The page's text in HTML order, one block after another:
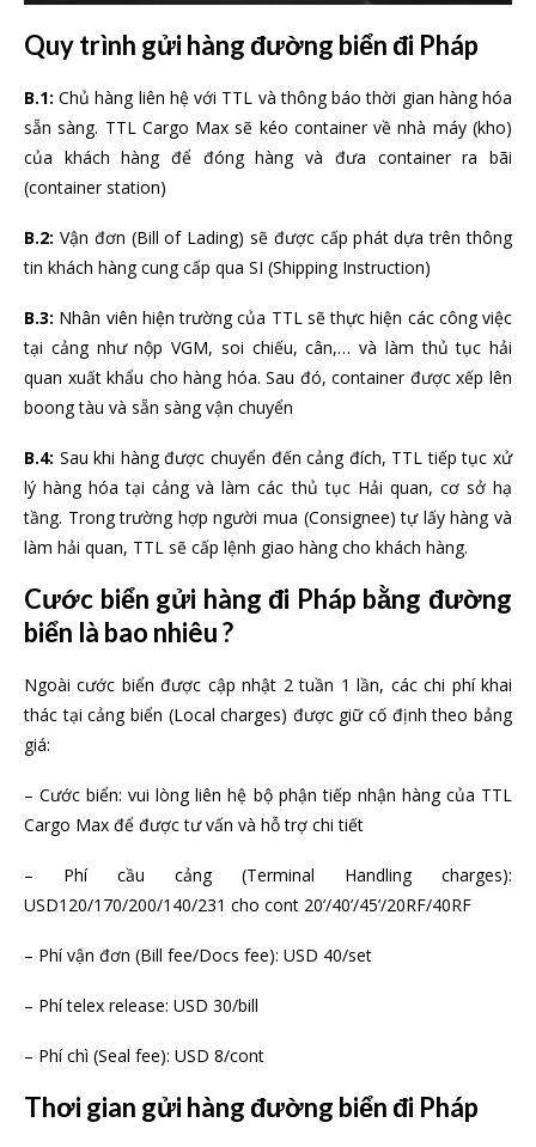
Quy trình gửi hàng đường biển đi Pháp
B.1: Chủ hàng liên hệ với TTL và thông báo thời gian hàng hóa
sẵn sàng. TTL Cargo Max sẽ kéo container về nhà máy (kho)
của khách hàng để đóng hàng và đưa container ra bãi
(container station)
B.2: Vận đơn (Bill of Lading) sẽ được cấp phát dựa trên thông
tin khách hàng cung cấp qua SI (Shipping Instruction)
B.3: Nhân viên hiện trường của TTL sẽ thực hiện các công việc
tại cảng như nộp VGM, soi chiếu, cân,… và làm thủ tục hải
quan xuất khẩu cho hàng hóa. Sau đó, container được xếp lên
boong tàu và sẵn sàng vận chuyển
B.4: Sau khi hàng được chuyển đến cảng đích, TTL tiếp tục xử
lý hàng hóa tại cảng và làm các thủ tục Hải quan, cơ sở hạ
tầng. Trong trường hợp người mua (Consignee) tự lấy hàng và
làm hải quan, TTL sẽ cấp lệnh giao hàng cho khách hàng.
Cước biển gửi hàng đi Pháp bằng đường
biển là bao nhiêu ?
Ngoài cước biển được cập nhật 2 tuần 1 lần, các chi phí khai
thác tại cảng biển (Local charges) được giữ cố định theo bảng
giá:
– Cước biển: vui lòng liên hệ bộ phận tiếp nhận hàng của TTL
Cargo Max để được tư vấn và hỗ trợ chi tiết
– Phí cầu cảng (Terminal Handling charges):
USD120/170/200/140/231 cho cont 20’/40’/45’/20RF/40RF
– Phí vận đơn (Bill fee/Docs fee): USD 40/set
– Phí telex release: USD 30/bill
– Phí chì (Seal fee): USD 8/cont
Thơi gian gửi hàng đường biển đi Pháp